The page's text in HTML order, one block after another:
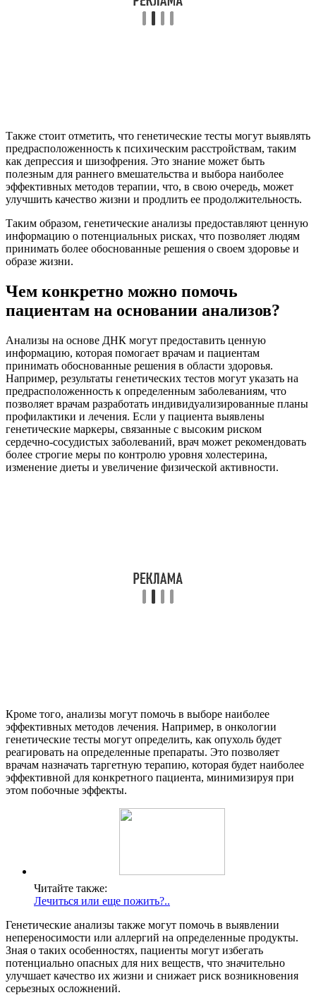
Также стоит отметить, что генетические тесты могут выявлять
предрасположенность к психическим расстройствам, таким
как депрессия и шизофрения. Это знание может быть
полезным для раннего вмешательства и выбора наиболее
эффективных методов терапии, что, в свою очередь, может
улучшить качество жизни и продлить ее продолжительность.
Таким образом, генетические анализы предоставляют ценную
информацию о потенциальных рисках, что позволяет людям
принимать более обоснованные решения о своем здоровье и
образе жизни.
Чем конкретно можно помочь
пациентам на основании анализов?
Анализы на основе ДНК могут предоставить ценную
информацию, которая помогает врачам и пациентам
принимать обоснованные решения в области здоровья.
Например, результаты генетических тестов могут указать на
предрасположенность к определенным заболеваниям, что
позволяет врачам разработать индивидуализированные планы
профилактики и лечения. Если у пациента выявлены
генетические маркеры, связанные с высоким риском
сердечно-сосудистых заболеваний, врач может рекомендовать
более строгие меры по контролю уровня холестерина,
изменение диеты и увеличение физической активности.
Кроме того, анализы могут помочь в выборе наиболее
эффективных методов лечения. Например, в онкологии
генетические тесты могут определить, как опухоль будет
реагировать на определенные препараты. Это позволяет
врачам назначать таргетную терапию, которая будет наиболее
эффективной для конкретного пациента, минимизируя при
этом побочные эффекты.
Читайте также:
Лечиться или еще пожить?..
Генетические анализы также могут помочь в выявлении
непереносимости или аллергий на определенные продукты.
Зная о таких особенностях, пациенты могут избегать
потенциально опасных для них веществ, что значительно
улучшает качество их жизни и снижает риск возникновения
серьезных осложнений.